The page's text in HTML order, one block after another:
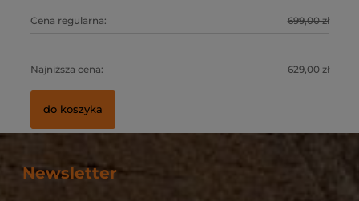
Cena regularna: 699,00 zł
Najniższa cena: 629,00 zł
do koszyka
Newsletter